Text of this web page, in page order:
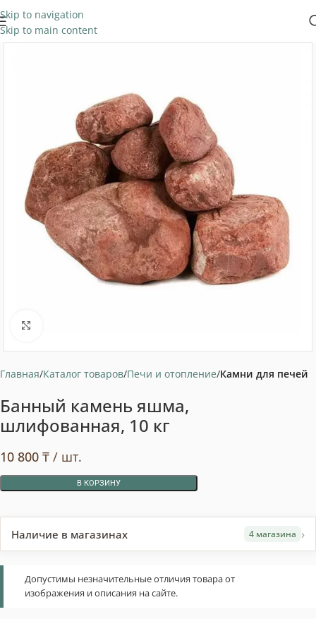
Skip to navigation
Skip to main content
Главная Каталог товаров Печи и отопление Камни для печей
Банный камень яшма,
шлифованная, 10 кг
10 800 ₸ / шт.
В КОРЗИНУ
Наличие в магазинах 4 магазина ›
Допустимы незначительные отличия товара от
изображения и описания на сайте.